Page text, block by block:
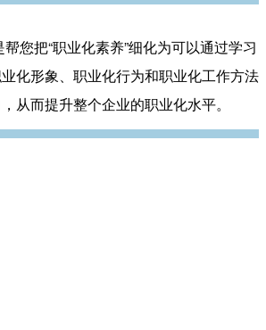
您把“职业化素养”细化为可以通过学习
化形象、职业化行为和职业化工作方法
从而提升整个企业的职业化水平。